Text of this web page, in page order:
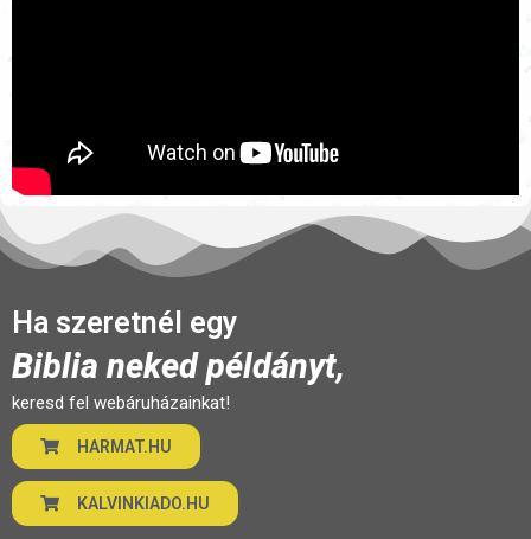
Ha szeretnél egy
Biblia neked példányt,
keresd fel webáruházainkat!
HARMAT.HU
KALVINKIADO.HU